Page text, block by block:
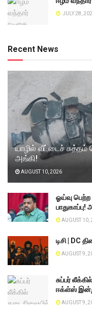
JULY 28,
Recent News
யாழில் வீட்டைச்
அங்கி!
AUGUST 10, 2026
ஓய்வு
AUGUST 10,
டிசி | DC
AUGUST 9,
சுப்பர்
ஈக்ள்ஸ்
AUGUST 9,